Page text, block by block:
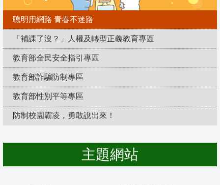
聰明用網路 青春不迷路
「補課了沒？」人權及轉型正義教育專區
教育部全民安全指引專區
教育部詐騙防制專區
教育部性別平等專區
防制校園霸凌，勇敢說出來！
主題網站